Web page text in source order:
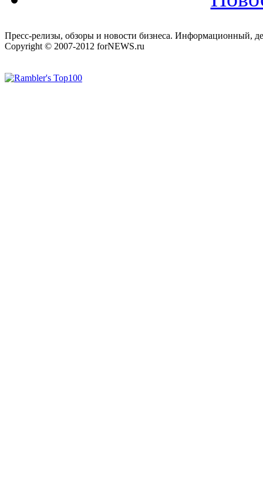
Пресс-релизы, обзоры и новости бизнеса. Информационный,
Copyright © 2007-2012 forNEWS.ru